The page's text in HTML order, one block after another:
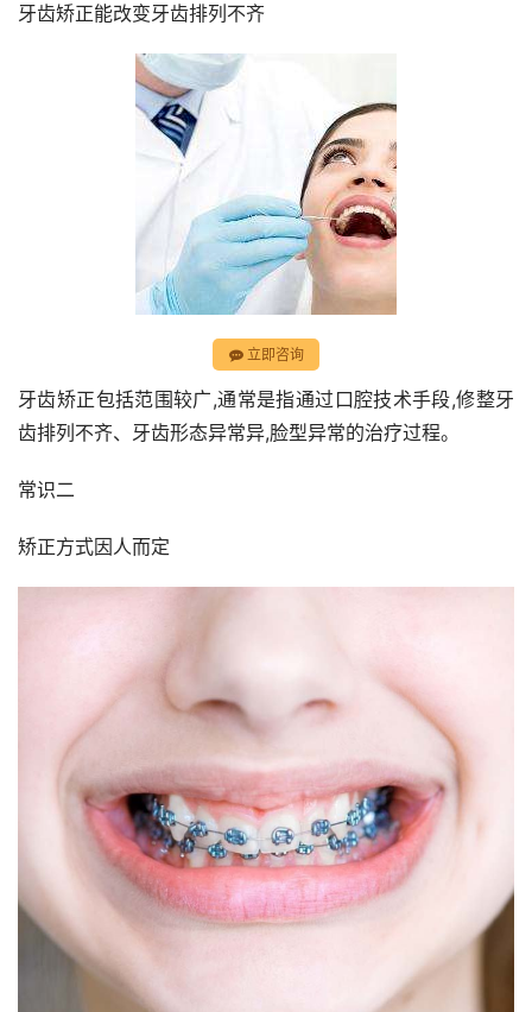
牙齿矫正能改变牙齿排列不齐
立即咨询
牙齿矫正包括范围较广,通常是指通过口腔技术手段,修整牙
齿排列不齐、牙齿形态异常异,脸型异常的治疗过程。
常识二
矫正方式因人而定